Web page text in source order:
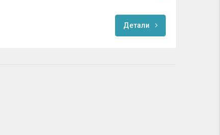
Детали